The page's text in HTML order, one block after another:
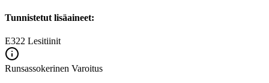
Tunnistetut lisäaineet:
E322 Lesitiinit
Runsassokerinen Varoitus